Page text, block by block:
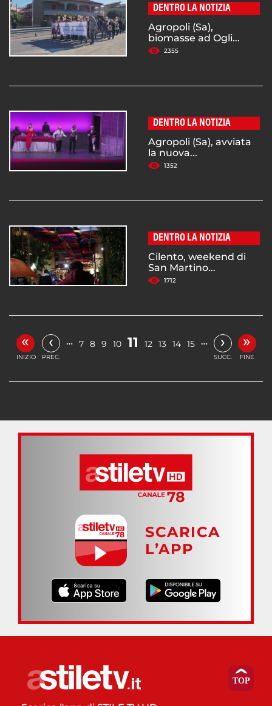
DENTRO LA NOTIZIA
Agropoli (Sa),
biomasse ad Ogli...
2355
DENTRO LA NOTIZIA
Agropoli (Sa), avviata
la nuova...
1352
DENTRO LA NOTIZIA
Cilento, weekend di
San Martino...
1712
«
INIZIO
‹
PREC.
… 7 8 9 10 11 12 13 14 15 … ›
SUCC.
»
FINE
SCARICA
L’APP